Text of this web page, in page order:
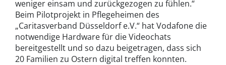
weniger einsam und zurückgezogen zu fühlen.“
Beim Pilotprojekt in Pflegeheimen des
„Caritasverband Düsseldorf e.V.“ hat Vodafone die
notwendige Hardware für die Videochats
bereitgestellt und so dazu beigetragen, dass sich
20 Familien zu Ostern digital treffen konnten.